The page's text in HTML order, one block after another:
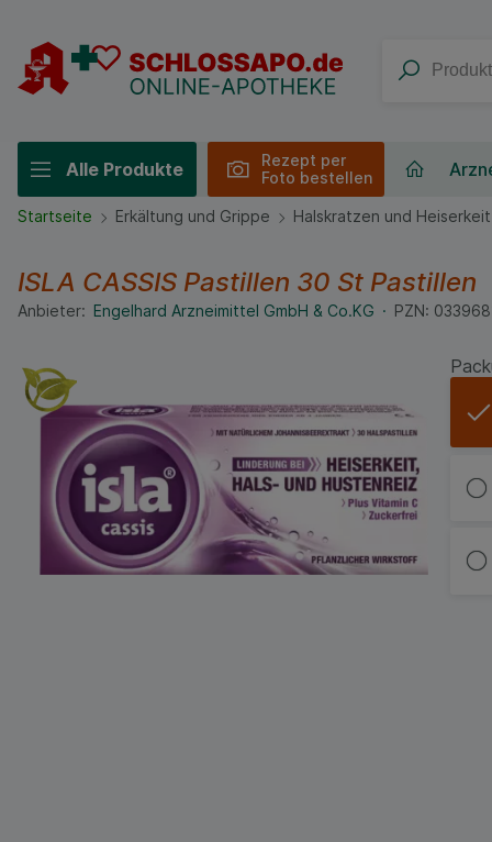
Alle Produkte
Rezept per
Foto bestellen
Startseite Erkältung und Grippe Halskratzen und Heiserkeit
ISLA CASSIS Pastillen 30 St Pastillen
Anbieter: Engelhard Arzneimittel GmbH & Co.KG PZN: